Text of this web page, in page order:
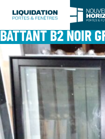
BATTANT B2 NOIR